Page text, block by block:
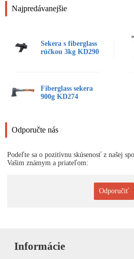
Najpredávanejšie
Sekera s fiberglass
rúčkou 3kg KD290
Fiberglass sekera
900g KD274
Odporučte nás
Podeľte sa o pozitívnu skúsenosť z našej
Vašim známym a priateľom:
Odporučiť
Informácie